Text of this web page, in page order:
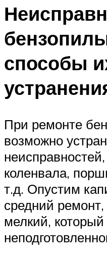
способы
При ремонте
возможно
коленвала,
т.д. Опустим
средний
мелкий,